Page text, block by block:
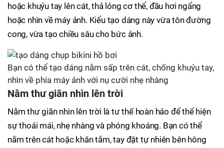
hoặc khuỷu tay lên cát, thả lỏng cơ thể, đầu hơi ngẩng
hoặc nhìn về máy ảnh. Kiểu tạo dáng này vừa tôn đường
cong, vừa tạo chiều sâu cho bức ảnh.
Bạn có thể tạo dáng nằm sấp trên cát, chống khuỷu tay,
nhìn về phía máy ảnh với nụ cười nhẹ nhàng
Nằm thư giãn nhìn lên trời
Nằm thư giãn nhìn lên trời là tư thế hoàn hảo để thể hiện
sự thoải mái, nhẹ nhàng và phóng khoáng. Bạn có thể
nằm trên cát hoặc khăn tắm, tay đặt tự nhiên bên hông